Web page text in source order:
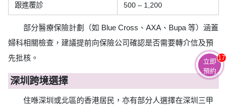
跟進覆診 500 – 1,200
部分醫療保險計劃（如 Blue Cross、AXA、Bupa 等）涵蓋
婦科相關檢查，建議提前向保險公司確認是否需要轉介信及預
先批核。
深圳跨境選擇
住喺深圳或北區的香港居民，亦有部分人選擇在深圳三甲
立即
預約
17